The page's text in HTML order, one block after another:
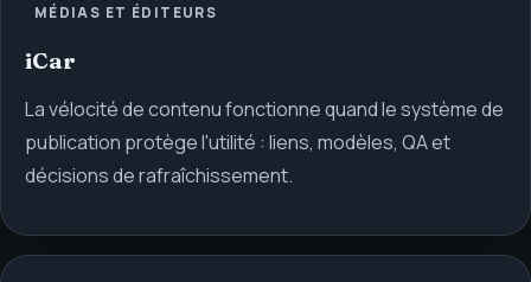
MÉDIAS ET ÉDITEURS
iCar
La vélocité de contenu fonctionne quand le système de
publication protège l'utilité : liens, modèles, QA et
décisions de rafraîchissement.